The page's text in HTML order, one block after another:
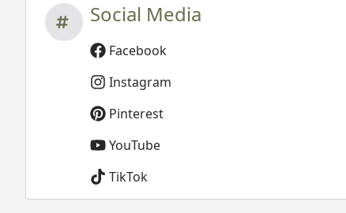
Social Media
Facebook
Instagram
Pinterest
YouTube
TikTok